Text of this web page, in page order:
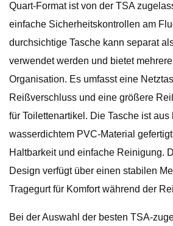
Quart-Format ist von der TSA
einfache Sicherheitskontrollen am
durchsichtige Tasche kann separat
verwendet werden und bietet
Organisation. Es umfasst eine
Reißverschluss und eine größere
für Toilettenartikel. Die Tasche ist aus
wasserdichtem PVC-Material
Haltbarkeit und einfache Reinigung.
Design verfügt über einen stabilen
Tragegurt für Komfort während der
Bei der Auswahl der besten TSA-